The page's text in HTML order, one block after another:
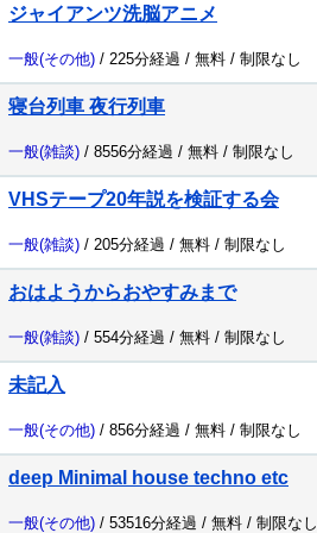
ジャイアンツ洗脳アニメ
一般(その他) / 225分経過 / 無料 / 制限なし
寝台列車 夜行列車
一般(雑談) / 8556分経過 / 無料 / 制限なし
VHSテープ20年説を検証する会
一般(雑談) / 205分経過 / 無料 / 制限なし
おはようからおやすみまで
一般(雑談) / 554分経過 / 無料 / 制限なし
未記入
一般(その他) / 856分経過 / 無料 / 制限なし
deep Minimal house techno etc
一般(その他) / 53516分経過 / 無料 / 制限なし